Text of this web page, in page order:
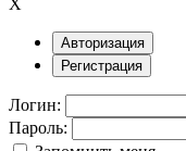
X
Авторизация
Регистрация
Логин:
Пароль: